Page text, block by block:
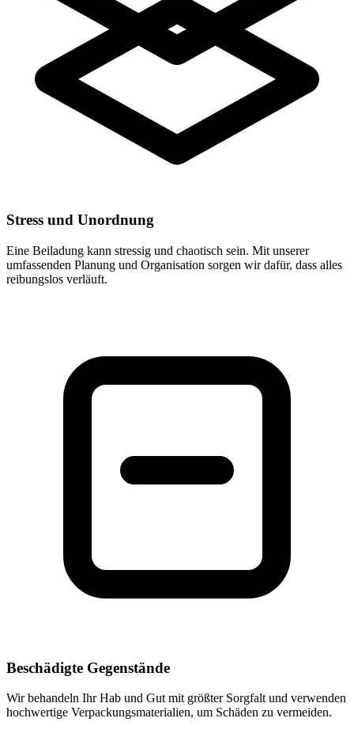
Stress und Unordnung
Eine Beiladung kann stressig und chaotisch sein. Mit unserer
umfassenden Planung und Organisation sorgen wir dafür, dass alles
reibungslos verläuft.
Beschädigte Gegenstände
Wir behandeln Ihr Hab und Gut mit größter Sorgfalt und verwenden
hochwertige Verpackungsmaterialien, um Schäden zu vermeiden.